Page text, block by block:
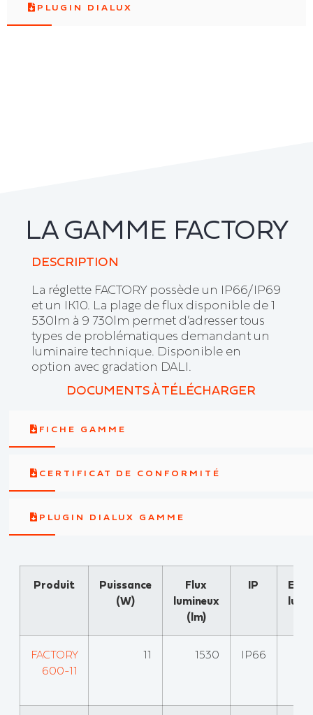
PLUGIN DIALUX
LA GAMME FACTORY
DESCRIPTION
La réglette FACTORY possède un IP66/IP69
et un IK10. La plage de flux disponible de 1
530lm à 9 730lm permet d’adresser tous
types de problématiques demandant un
luminaire technique. Disponible en
option avec gradation DALI.
DOCUMENTS À TÉLÉCHARGER
FICHE GAMME
CERTIFICAT DE CONFORMITÉ
PLUGIN DIALUX GAMME
Produit
Puissance
(W)
Flux
lumineux
(lm)
IP
FACTORY
600-11
11 1530 IP66